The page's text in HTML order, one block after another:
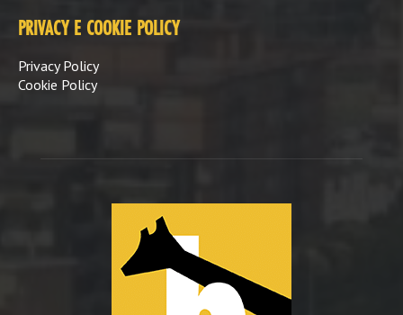
PRIVACY E COOKIE POLICY
Privacy Policy
Cookie Policy